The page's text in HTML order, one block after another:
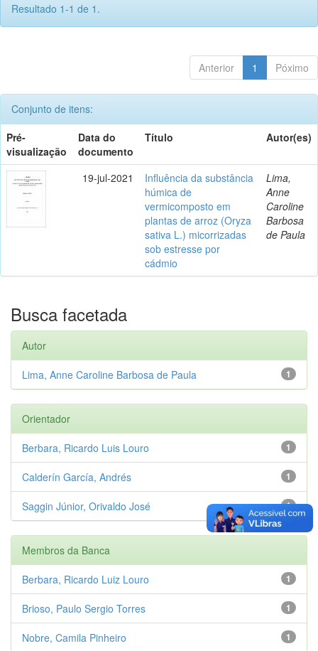
Resultado 1-1 de 1.
Anterior 1 Póximo
Conjunto de itens:
Pré-
visualização
Data do
documento
Título Autor(es)
19-jul-2021
Influência da substância
húmica de
vermicomposto em
plantas de arroz (Oryza
sativa L.) micorrizadas
sob estresse por
cádmio
Lima,
Anne
Caroline
Barbosa
de Paula
Busca facetada
Autor
1
Lima, Anne Caroline Barbosa de Paula
Orientador
1
Berbara, Ricardo Luis Louro
1
Calderín García, Andrés
1
Saggin Júnior, Orivaldo José
Membros da Banca
1
Berbara, Ricardo Luiz Louro
1
Brioso, Paulo Sergio Torres
1
Nobre, Camila Pinheiro